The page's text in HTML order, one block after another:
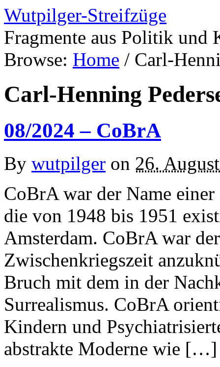
Wutpilger-Streifzüge
Fragmente aus Politik und
Browse: Home / Carl-
Carl-Henning
08/2024 – CoBrA
By wutpilger on 26.
CoBrA war der Name
die von 1948 bis 1951
Amsterdam. CoBrA war
Zwischenkriegszeit
Bruch mit dem in der
Surrealismus. CoBrA
Kindern und
abstrakte Moderne wie […]